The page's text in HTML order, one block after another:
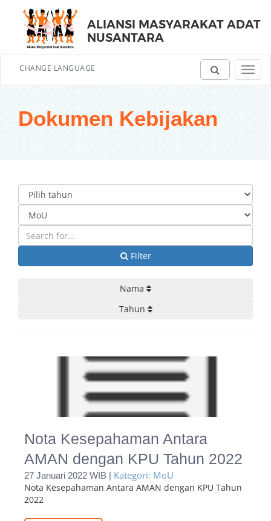
ALIANSI MASYARAKAT ADAT
NUSANTARA
CHANGE LANGUAGE
Dokumen Kebijakan
Filter
Nama
Tahun
Nota Kesepahaman Antara
AMAN dengan KPU Tahun 2022
27 Januari 2022 WIB | Kategori: MoU
Nota Kesepahaman Antara AMAN dengan KPU Tahun
2022